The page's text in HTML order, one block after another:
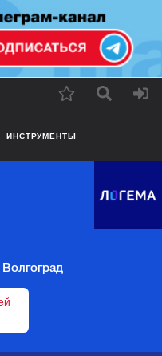
ИНСТРУМЕНТЫ
Волгоград